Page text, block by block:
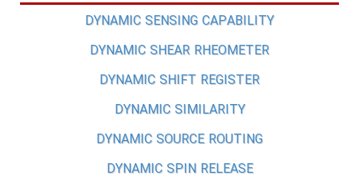
DYNAMIC SENSING CAPABILITY
DYNAMIC SHEAR RHEOMETER
DYNAMIC SHIFT REGISTER
DYNAMIC SIMILARITY
DYNAMIC SOURCE ROUTING
DYNAMIC SPIN RELEASE